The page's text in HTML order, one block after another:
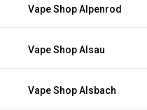
Vape Shop Alpenrod
Vape Shop Alsau
Vape Shop Alsbach